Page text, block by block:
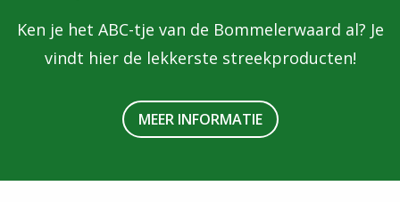
Ken je het ABC-tje van de Bommelerwaard al? Je
vindt hier de lekkerste streekproducten!
MEER INFORMATIE